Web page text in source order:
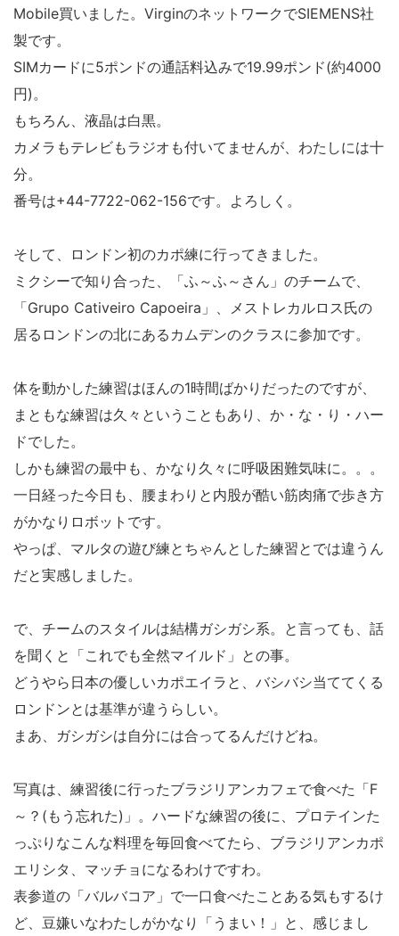
Mobile買いました。VirginのネットワークでSIEMENS社
製です。
SIMカードに5ポンドの通話料込みで19.99ポンド(約4000
円)。
もちろん、液晶は白黒。
カメラもテレビもラジオも付いてませんが、わたしには十
分。
番号は+44-7722-062-156です。よろしく。
そして、ロンドン初のカポ練に行ってきました。
ミクシーで知り合った、「ふ～ふ～さん」のチームで、
「Grupo Cativeiro Capoeira」、メストレカルロス氏の
居るロンドンの北にあるカムデンのクラスに参加です。
体を動かした練習はほんの1時間ばかりだったのですが、
まともな練習は久々ということもあり、か・な・り・ハー
ドでした。
しかも練習の最中も、かなり久々に呼吸困難気味に。。。
一日経った今日も、腰まわりと内股が酷い筋肉痛で歩き方
がかなりロボットです。
やっぱ、マルタの遊び練とちゃんとした練習とでは違うん
だと実感しました。
で、チームのスタイルは結構ガシガシ系。と言っても、話
を聞くと「これでも全然マイルド」との事。
どうやら日本の優しいカポエイラと、バシバシ当ててくる
ロンドンとは基準が違うらしい。
まあ、ガシガシは自分には合ってるんだけどね。
写真は、練習後に行ったブラジリアンカフェで食べた「F
～？(もう忘れた)」。ハードな練習の後に、プロテインた
っぷりなこんな料理を毎回食べてたら、ブラジリアンカポ
エリシタ、マッチョになるわけですわ。
表参道の「バルバコア」で一口食べたことある気もするけ
ど、豆嫌いなわたしがかなり「うまい！」と、感じまし